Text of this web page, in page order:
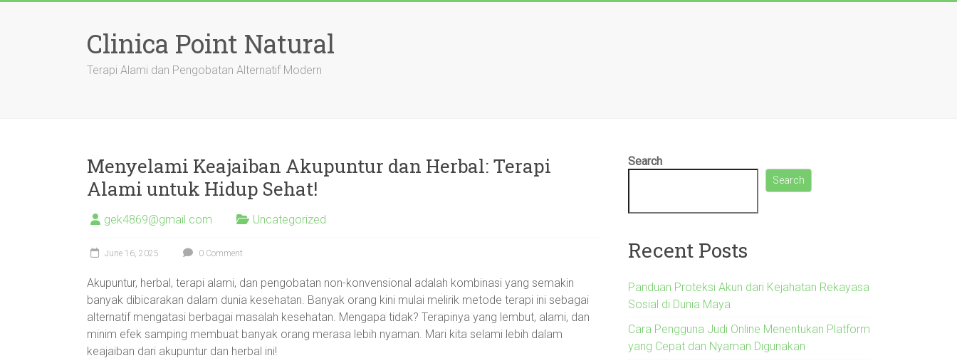
Clinica Point Natural
Terapi Alami dan Pengobatan Alternatif Modern
Menyelami Keajaiban Akupuntur dan Herbal: Terapi
Alami untuk Hidup Sehat!
gek4869@gmail.com Uncategorized
June 16, 2025 0 Comment
Akupuntur, herbal, terapi alami, dan pengobatan non-konvensional adalah kombinasi yang semakin
banyak dibicarakan dalam dunia kesehatan. Banyak orang kini mulai melirik metode terapi ini sebagai
alternatif mengatasi berbagai masalah kesehatan. Mengapa tidak? Terapinya yang lembut, alami, dan
minim efek samping membuat banyak orang merasa lebih nyaman. Mari kita selami lebih dalam
keajaiban dari akupuntur dan herbal ini!
Search
Search
Recent Posts
Panduan Proteksi Akun dari Kejahatan Rekayasa
Sosial di Dunia Maya
Cara Pengguna Judi Online Menentukan Platform
yang Cepat dan Nyaman Digunakan